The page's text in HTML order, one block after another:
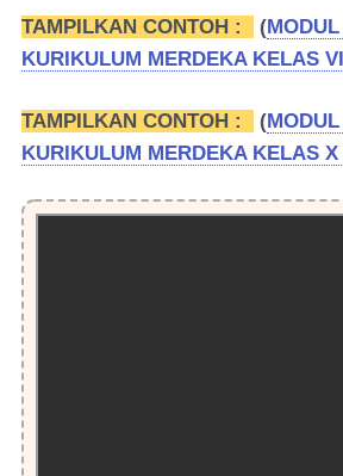
TAMPILKAN CONTOH : (
KURIKULUM MERDEKA KELAS
TAMPILKAN CONTOH : (
KURIKULUM MERDEKA KELAS X